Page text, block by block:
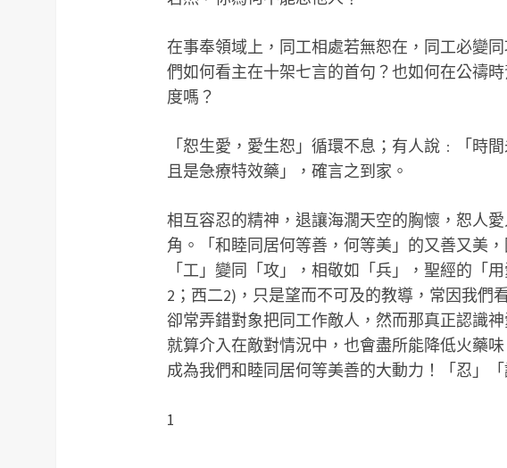
在事奉領域上，同工相處若無恕在，同工必變
們如何看主在十架七言的首句？也如何在公禱
度嗎？
「恕生愛，愛生恕」循環不息；有人說﹕「時
且是急療特效藥」，確言之到家。
相互容忍的精神，退讓海濶天空的胸懷，恕人
角。「和睦同居何等善，何等美」的又善又美
「工」變同「攻」，相敬如「兵」，聖經的「
2；西二2)，只是望而不可及的教導，常因我們
卻常弄錯對象把同工作敵人，然而那真正認識
就算介入在敵對情況中，也會盡所能降低火藥
成為我們和睦同居何等美善的大動力！「忍」
1